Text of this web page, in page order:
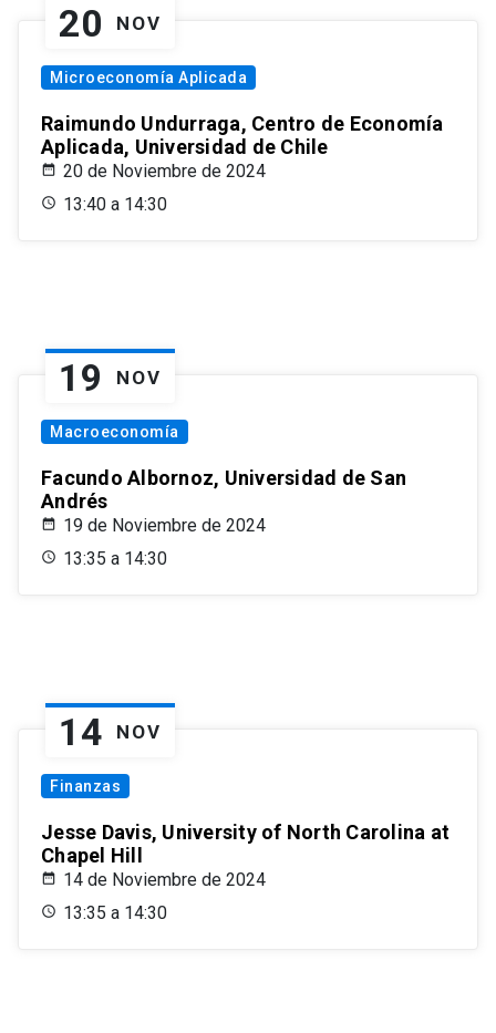
20 NOV
Microeconomía Aplicada
Raimundo Undurraga, Centro de Economía
Aplicada, Universidad de Chile
20 de Noviembre de 2024
13:40 a 14:30
19 NOV
Macroeconomía
Facundo Albornoz, Universidad de San
Andrés
19 de Noviembre de 2024
13:35 a 14:30
14 NOV
Finanzas
Jesse Davis, University of North Carolina at
Chapel Hill
14 de Noviembre de 2024
13:35 a 14:30